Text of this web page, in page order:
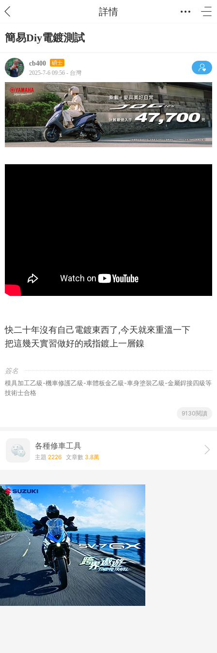
詳情
簡易Diy電鍍測試
cb400 碩士
2025-7-6 09:56 - 台灣
快二十年沒有自己電鍍東西了,今天就來重溫一下
把這幾天實習做好的戒指鍍上一層鎳
簽名
模具加工乙級-機車修護乙級-車體板金乙級-車身塗裝乙級-金屬銲接四級等
技術士合格
9130閱讀
各種修車工具
主題 2226 文章數 3.8萬